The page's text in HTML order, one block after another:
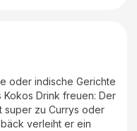
oder indische Gerichte
Kokos Drink freuen: Der
super zu Currys oder
verleiht er ein